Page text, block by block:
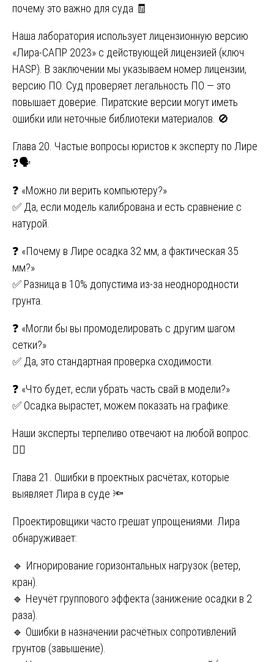
почему это важно для суда 🧾
Наша лаборатория использует лицензионную версию
«Лира-САПР 2023» с действующей лицензией (ключ
HASP). В заключении мы указываем номер лицензии,
версию ПО. Суд проверяет легальность ПО — это
повышает доверие. Пиратские версии могут иметь
ошибки или неточные библиотеки материалов. 🚫
Глава 20. Частые вопросы юристов к эксперту по Лире
❓🗣️
❓ «Можно ли верить компьютеру?»
✅ Да, если модель калибрована и есть сравнение с
натурой.
❓ «Почему в Лире осадка 32 мм, а фактическая 35
мм?»
✅ Разница в 10% допустима из-за неоднородности
грунта.
❓ «Могли бы вы промоделировать с другим шагом
сетки?»
✅ Да, это стандартная проверка сходимости.
❓ «Что будет, если убрать часть свай в модели?»
✅ Осадка вырастет, можем показать на графике.
Наши эксперты терпеливо отвечают на любой вопрос.
🧑‍⚖️
Глава 21. Ошибки в проектных расчётах, которые
выявляет Лира в суде 🔦
Проектировщики часто грешат упрощениями. Лира
обнаруживает:
🔹 Игнорирование горизонтальных нагрузок (ветер,
кран).
🔹 Неучёт группового эффекта (занижение осадки в 2
раза).
🔹 Ошибки в назначении расчётных сопротивлений
грунтов (завышение).